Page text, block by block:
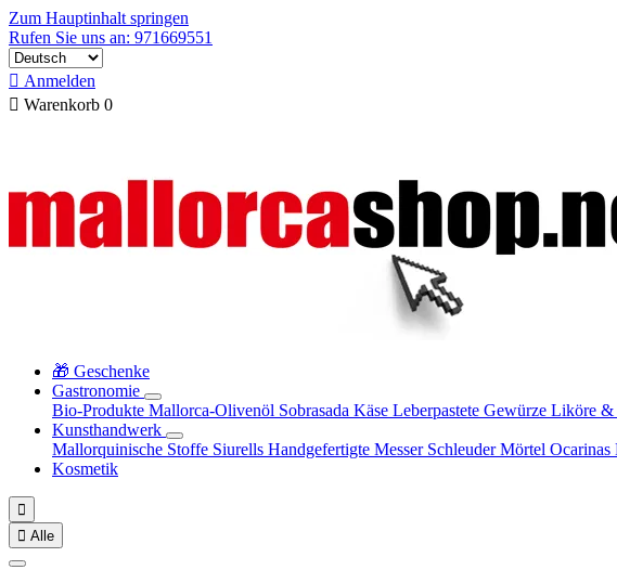
Zum Hauptinhalt springen
Rufen Sie uns an: 971669551
 Anmelden
 Warenkorb 0
🎁 Geschenke
Gastronomie
Bio-Produkte Mallorca-Olivenöl Sobrasada Käse Leberpastete Gewürze Liköre &
Kunsthandwerk
Mallorquinische Stoffe Siurells Handgefertigte Messer SchleuderMörtel Ocarinas
Kosmetik

 Alle